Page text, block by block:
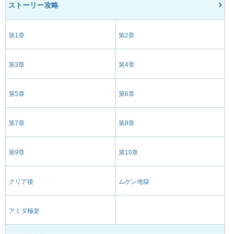
ストーリー攻略
第1章 第2章
第3章 第4章
第5章 第6章
第7章 第8章
第9章 第10章
クリア後 ムゲン地獄
アミダ極楽